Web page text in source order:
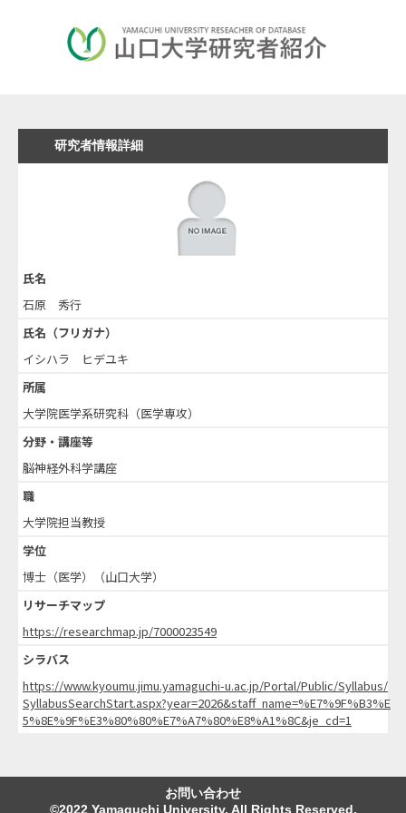
研究者情報詳細
氏名
石原 秀行
氏名（フリガナ）
イシハラ ヒデユキ
所属
大学院医学系研究科（医学専攻）
分野・講座等
脳神経外科学講座
職
大学院担当教授
学位
博士（医学）（山口大学）
リサーチマップ
https://researchmap.jp/7000023549
シラバス
https://www.kyoumu.jimu.yamaguchi-u.ac.jp/Portal/Public/Syllabus/
SyllabusSearchStart.aspx?year=2026&staff_name=%E7%9F%B3%E
5%8E%9F%E3%80%80%E7%A7%80%E8%A1%8C&je_cd=1
お問い合わせ
©2022 Yamaguchi University. All Rights Reserved.